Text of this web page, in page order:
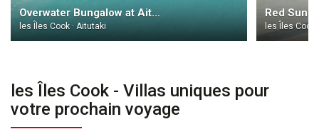
Overwater Bungalow at Aitutaki Lagoon Private Island Resort
les Îles Cook · Aitutaki
Red
les Îles Cook
les Îles Cook - Villas uniques pour
votre prochain voyage